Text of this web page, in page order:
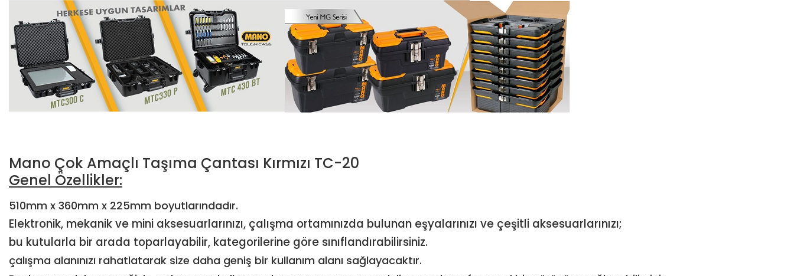
Mano Çok Amaçlı Taşıma Çantası Kırmızı TC-20
Genel Özellikler:
510mm x 360mm x 225mm boyutlarındadır.
Elektronik, mekanik ve mini aksesuarlarınızı, çalışma ortamınızda bulunan eşyalarınızı ve çeşitli aksesuarlarınızı;
bu kutularla bir arada toparlayabilir, kategorilerine göre sınıflandırabilirsiniz.
çalışma alanınızı rahatlatarak size daha geniş bir kullanım alanı sağlayacaktır.